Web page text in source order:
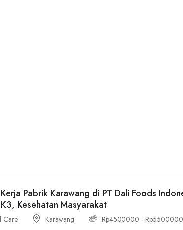
Pabrik Karawang di PT Dali Foods
Kesehatan Masyarakat
Care Karawang Rp4500000 - Rp5500000